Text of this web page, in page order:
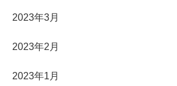
2023年3月
2023年2月
2023年1月